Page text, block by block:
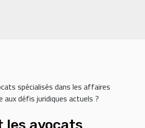
spécialisés dans les affaires
défis juridiques actuels ?
les avocats